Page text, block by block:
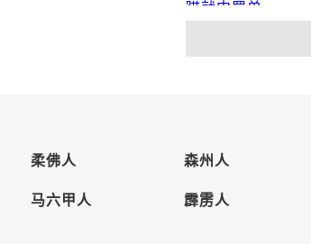
柔佛人
马六甲人
森州人
霹雳人